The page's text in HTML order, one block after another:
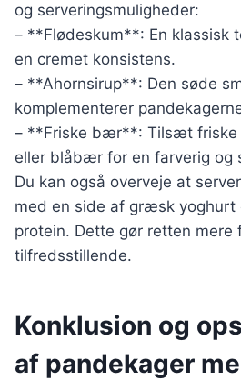
og serveringsmuligheder:
– **Flødeskum**: En klassisk
en cremet konsistens.
– **Ahornsirup**: Den søde
komplementerer
– **Friske bær**: Tilsæt
eller blåbær for en farverig og
Du kan også overveje at
med en side af græsk yoghurt
protein. Dette gør retten mere
tilfredsstillende.
Konklusion og
af pandekager